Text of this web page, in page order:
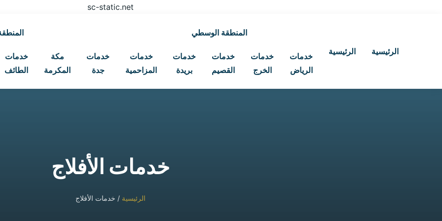
sc-static.net
الرئيسية الرئيسية
المنطقة الوسطي
خدمات
الرياض
خدمات
الخرج
خدمات
القصيم
خدمات
بريدة
خدمات
المزاحمية
خدمات
جدة
مكة
المكرمة
خدمات
الطائف
خدمات الأفلاج
الرئيسية / خدمات الأفلاج